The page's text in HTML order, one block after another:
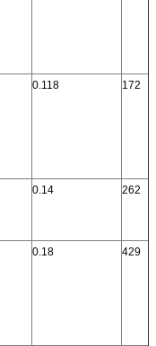
0.118 172
0.14 262
0.18 429